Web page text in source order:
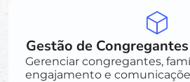
Gestão de
Gerenciar congregantes,
engajamento e